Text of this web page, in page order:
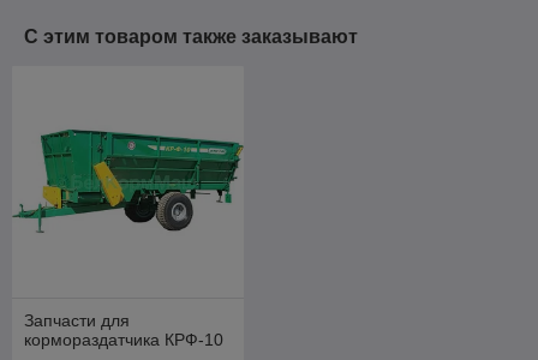
С этим товаром также заказывают
Запчасти для
кормораздатчика КРФ-10